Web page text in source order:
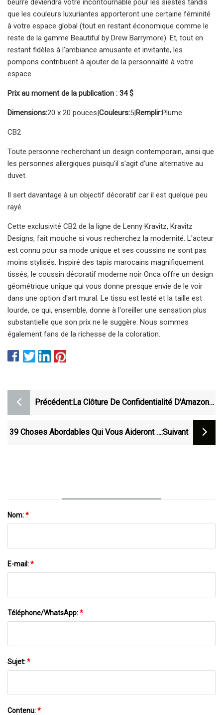
beurre deviendra votre incontournable pour les siestes tandis
que les couleurs luxuriantes apporteront une certaine féminité
à votre espace global (tout en restant économique comme le
reste de la gamme Beautiful by Drew Barrymore). Et, tout en
restant fidèles à l’ambiance amusante et invitante, les
pompons contribuent à ajouter de la personnalité à votre
espace.
Prix ​​au moment de la publication : 34 $
Dimensions:20 x 20 pouces|Couleurs:5|Remplir:Plume
CB2
Toute personne recherchant un design contemporain, ainsi que
les personnes allergiques puisqu'il s'agit d'une alternative au
duvet.
Il sert davantage à un objectif décoratif car il est quelque peu
rayé.
Cette exclusivité CB2 de la ligne de Lenny Kravitz, Kravitz
Designs, fait mouche si vous recherchez la modernité. L'acteur
est connu pour sa mode unique et ses coussins ne sont pas
moins stylisés. Inspiré des tapis marocains magnifiquement
tissés, le coussin décoratif moderne noir Onca offre un design
géométrique unique qui vous donne presque envie de le voir
dans une option d'art mural. Le tissu est lesté et la taille est
lourde, ce qui, ensemble, donne à l'oreiller une sensation plus
substantielle que son prix ne le suggère. Nous sommes
également fans de la richesse de la coloration.
Précédent:La Clôture De Confidentialité D'Amazon
» – Best Life
39 Choses Abordables Qui Vous Aideront À:suivant
Nom:*
E-mail:*
Téléphone/WhatsApp:*
Sujet:*
Contenu:*